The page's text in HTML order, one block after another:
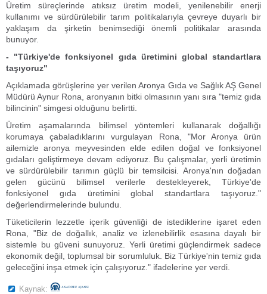
Üretim süreçlerinde atıksız üretim modeli, yenilenebilir enerji
kullanımı ve sürdürülebilir tarım politikalarıyla çevreye duyarlı bir
yaklaşım da şirketin benimsediği önemli politikalar arasında
bunuyor.
- "Türkiye'de fonksiyonel gıda üretimini global standartlara
taşıyoruz"
Açıklamada görüşlerine yer verilen Aronya Gıda ve Sağlık AŞ Genel
Müdürü Aynur Rona, aronyanın bitki olmasının yanı sıra "temiz gıda
bilincinin" simgesi olduğunu belirtti.
Üretim aşamalarında bilimsel yöntemleri kullanarak doğallığı
korumaya çabaladıklarını vurgulayan Rona, "Mor Aronya ürün
ailemizle aronya meyvesinden elde edilen doğal ve fonksiyonel
gıdaları geliştirmeye devam ediyoruz. Bu çalışmalar, yerli üretimin
ve sürdürülebilir tarımın güçlü bir temsilcisi. Aronya'nın doğadan
gelen gücünü bilimsel verilerle destekleyerek, Türkiye'de
fonksiyonel gıda üretimini global standartlara taşıyoruz."
değerlendirmelerinde bulundu.
Tüketicilerin lezzetle içerik güvenliği de istediklerine işaret eden
Rona, "Biz de doğallık, analiz ve izlenebilirlik esasına dayalı bir
sistemle bu güveni sunuyoruz. Yerli üretimi güçlendirmek sadece
ekonomik değil, toplumsal bir sorumluluk. Biz Türkiye'nin temiz gıda
geleceğini inşa etmek için çalışıyoruz." ifadelerine yer verdi.
Kaynak: